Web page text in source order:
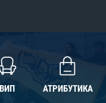
ВИП АТРИБУТИКА